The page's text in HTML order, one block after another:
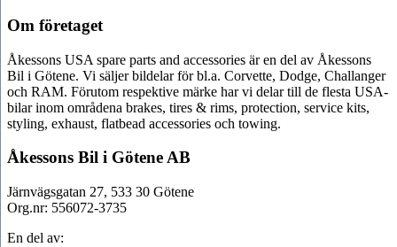
Om företaget
Åkessons USA spare parts and accessories är en del av Åkessons
Bil i Götene. Vi säljer bildelar för bl.a. Corvette, Dodge, Challanger
och RAM. Förutom respektive märke har vi delar till de flesta USA-
bilar inom områdena brakes, tires & rims, protection, service kits,
styling, exhaust, flatbead accessories och towing.
Åkessons Bil i Götene AB
Järnvägsgatan 27, 533 30 Götene
Org.nr: 556072-3735
En del av: